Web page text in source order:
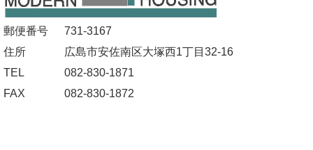
郵便番号
731-3167
住所
広島市安佐南区大塚西1丁目32-16
TEL
082-830-1871
FAX
082-830-1872